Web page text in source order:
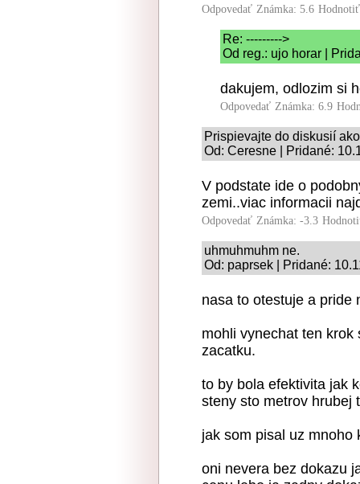
Odpovedať Známka: 5.6
Re: --------->
Od reg.: ujo horar |
dakujem, odlozim si
Odpovedať Známka: 6.9
Prispievajte do diskusií
Od: Ceresne | Pridané:
V podstate ide o
zemi..viac informacii
Odpovedať Známka: -3.3
uhmuhmuhm ne.
Od: paprsek | Pridané:
nasa to otestuje a pride
mohli vynechat ten
zacatku.
to by bola efektivita jak
steny sto metrov hrubej
jak som pisal uz mnoho
oni nevera bez dokazu